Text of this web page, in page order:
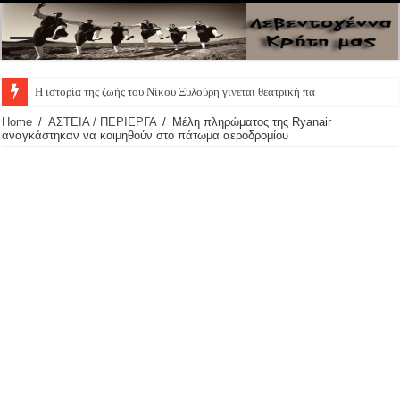
Η ιστορία της ζωής του Νίκου Ξυλούρη γίνεται θεατρική παράσ
Home / ΑΣΤΕΙΑ / ΠΕΡΙΕΡΓΑ / Μέλη πληρώματος της Ryanair
αναγκάστηκαν να κοιμηθούν στο πάτωμα αεροδρομίου